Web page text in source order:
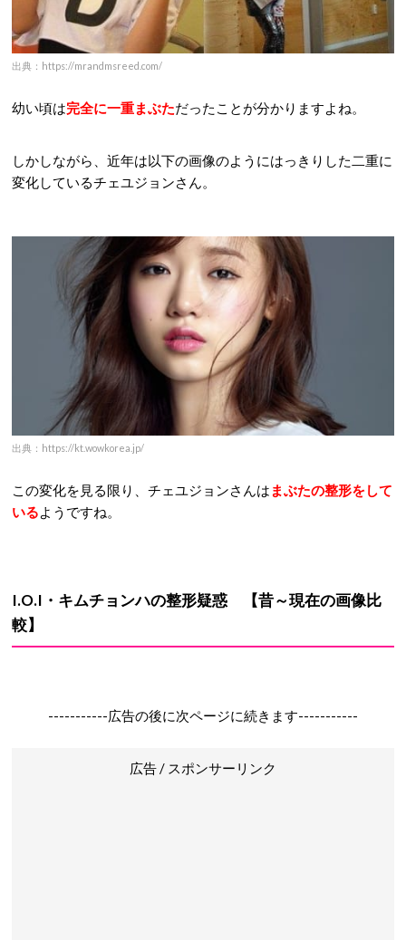
出典：https://mrandmsreed.com/
幼い頃は完全に一重まぶただったことが分かりますよね。
しかしながら、近年は以下の画像のようにはっきりした二重に
変化しているチェユジョンさん。
出典：https://kt.wowkorea.jp/
この変化を見る限り、チェユジョンさんは まぶたの整形をして
いるようですね。
I.O.I・キムチョンハの整形疑惑
【昔～現在の画像比
較】
-----------広告の後に次ページに続きます-----------
広告 / スポンサーリンク